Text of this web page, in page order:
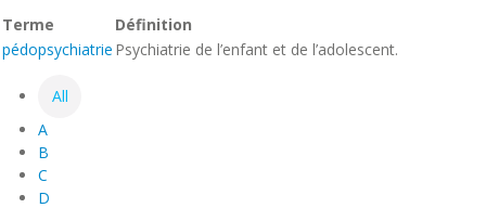
Terme
Définition
pédopsychiatrie Psychiatrie de l’enfant et de l’adolescent.
All
A
B
C
D